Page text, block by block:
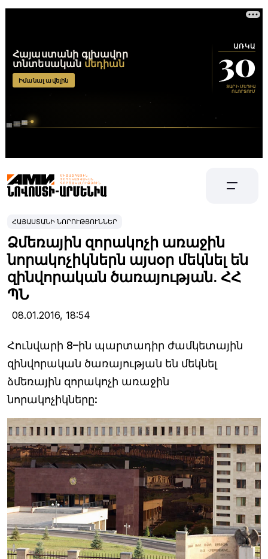
ՀԱՅԱՍՏԱՆԻ ՆՈՐՈՒԹՅՈՒՆՆԵՐ
Ձմեռային զորակոչի առաջին
նորակոչիկներն այսօր մեկնել են
զինվորական ծառայության. ՀՀ
ՊՆ
08.01.2016, 18:54
Հունվարի 8–ին պարտադիր ժամկետային
զինվորական ծառայության են մեկնել
ձմեռային զորակոչի առաջին
նորակոչիկները: